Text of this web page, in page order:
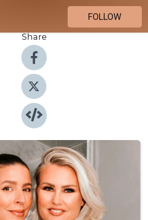
FOLLOW
Share